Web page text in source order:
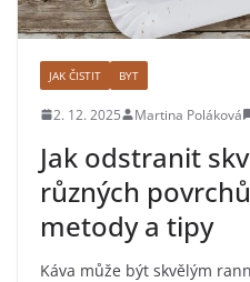
JAK ČISTIT BYT
2. 12. 2025 Martina Poláková
Jak odstranit
různých
metody a tipy
Káva může být skvělým